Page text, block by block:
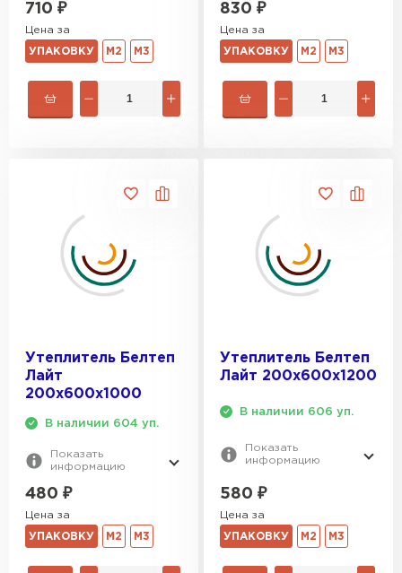
710 ₽
Цена за
УПАКОВКУ М2 М3
830 ₽
Цена за
УПАКОВКУ М2 М3
Утеплитель Белтеп
Лайт
200х600х1000
В наличии 604 уп.
Показать
информацию
480 ₽
Цена за
УПАКОВКУ М2 М3
Утеплитель Белтеп
Лайт 200х600х1200
В наличии 606 уп.
Показать
информацию
580 ₽
Цена за
УПАКОВКУ М2 М3